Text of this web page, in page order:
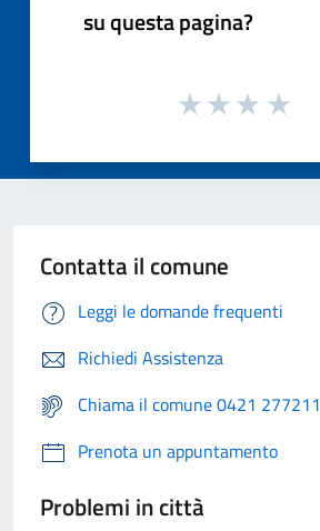
su questa pagina?
Contatta il comune
Leggi le domande frequenti
Richiedi Assistenza
Chiama il comune 0421 277211
Prenota un appuntamento
Problemi in città